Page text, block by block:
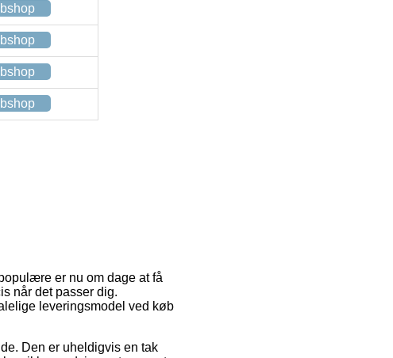
er nu om dage at få
når det passer dig.
leveringsmodel ved køb
Den er uheldigvis en tak